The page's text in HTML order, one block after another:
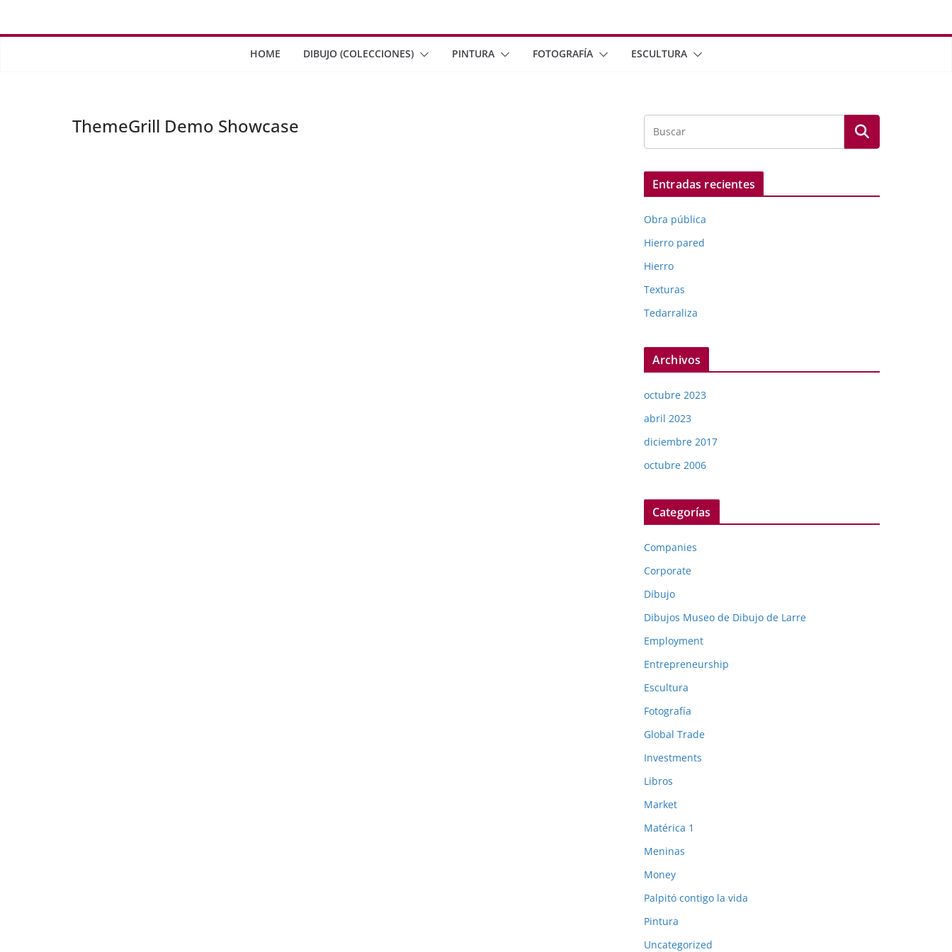
HOME DIBUJO (COLECCIONES) PINTURA FOTOGRAFÍA ESCULTURA
ThemeGrill Demo Showcase
Entradas recientes
Obra pública
Hierro pared
Hierro
Texturas
Tedarraliza
Archivos
octubre 2023
abril 2023
diciembre 2017
octubre 2006
Categorías
Companies
Corporate
Dibujo
Dibujos Museo de Dibujo de Larre
Employment
Entrepreneurship
Escultura
Fotografía
Global Trade
Investments
Libros
Market
Matérica 1
Meninas
Money
Palpitó contigo la vida
Pintura
Uncategorized